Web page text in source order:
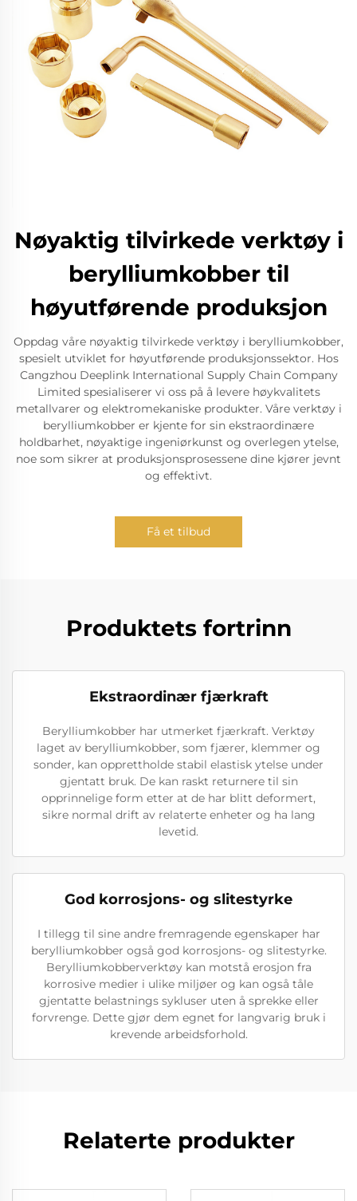
Nøyaktig tilvirkede verktøy i
berylliumkobber til
høyutførende produksjon
Oppdag våre nøyaktig tilvirkede verktøy i berylliumkobber,
spesielt utviklet for høyutførende produksjonssektor. Hos
Cangzhou Deeplink International Supply Chain Company
Limited spesialiserer vi oss på å levere høykvalitets
metallvarer og elektromekaniske produkter. Våre verktøy i
berylliumkobber er kjente for sin ekstraordinære
holdbarhet, nøyaktige ingeniørkunst og overlegen ytelse,
noe som sikrer at produksjonsprosessene dine kjører jevnt
og effektivt.
Få et tilbud
Produktets fortrinn
Ekstraordinær fjærkraft
Berylliumkobber har utmerket fjærkraft. Verktøy
laget av berylliumkobber, som fjærer, klemmer og
sonder, kan opprettholde stabil elastisk ytelse under
gjentatt bruk. De kan raskt returnere til sin
opprinnelige form etter at de har blitt deformert,
sikre normal drift av relaterte enheter og ha lang
levetid.
God korrosjons- og slitestyrke
I tillegg til sine andre fremragende egenskaper har
berylliumkobber også god korrosjons- og slitestyrke.
Berylliumkobberverktøy kan motstå erosjon fra
korrosive medier i ulike miljøer og kan også tåle
gjentatte belastnings sykluser uten å sprekke eller
forvrenge. Dette gjør dem egnet for langvarig bruk i
krevende arbeidsforhold.
Relaterte produkter